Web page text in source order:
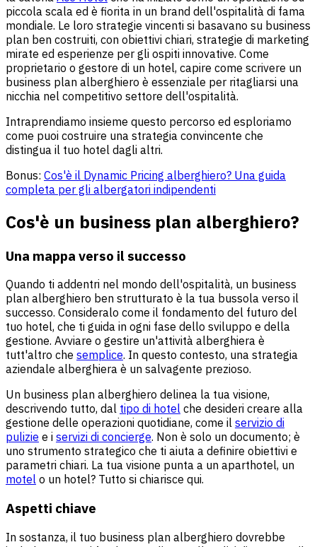
piccola scala ed è fiorita in un brand dell'ospitalità di fama
mondiale. Le loro strategie vincenti si basavano su business
plan ben costruiti, con obiettivi chiari, strategie di marketing
mirate ed esperienze per gli ospiti innovative. Come
proprietario o gestore di un hotel, capire come scrivere un
business plan alberghiero è essenziale per ritagliarsi una
nicchia nel competitivo settore dell'ospitalità.
Intraprendiamo insieme questo percorso ed esploriamo
come puoi costruire una strategia convincente che
distingua il tuo hotel dagli altri.
Bonus: Cos'è il Dynamic Pricing alberghiero? Una guida
completa per gli albergatori indipendenti
Cos'è un business plan alberghiero?
Una mappa verso il successo
Quando ti addentri nel mondo dell'ospitalità, un business
plan alberghiero ben strutturato è la tua bussola verso il
successo. Consideralo come il fondamento del futuro del
tuo hotel, che ti guida in ogni fase dello sviluppo e della
gestione. Avviare o gestire un'attività alberghiera è
tutt'altro che semplice. In questo contesto, una strategia
aziendale alberghiera è un salvagente prezioso.
Un business plan alberghiero delinea la tua visione,
descrivendo tutto, dal tipo di hotel che desideri creare alla
gestione delle operazioni quotidiane, come il servizio di
pulizie e i servizi di concierge. Non è solo un documento; è
uno strumento strategico che ti aiuta a definire obiettivi e
parametri chiari. La tua visione punta a un aparthotel, un
motel o un hotel? Tutto si chiarisce qui.
Aspetti chiave
In sostanza, il tuo business plan alberghiero dovrebbe